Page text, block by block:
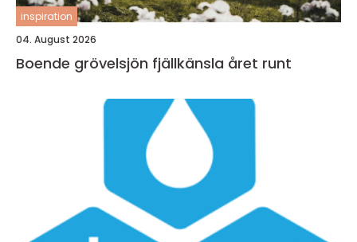
inspiration
04. August 2026
Boende grövelsjön fjällkänsla året runt